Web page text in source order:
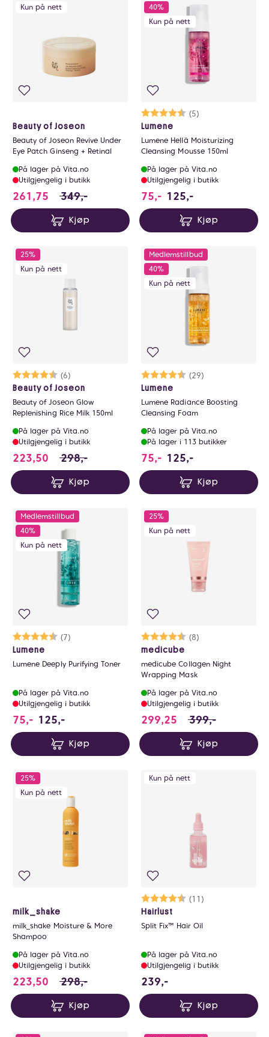
Kun på nett
Beauty of Joseon
Beauty of Joseon Revive Under
Eye Patch Ginseng + Retinal
På lager på Vita.no
Utilgjengelig i butikk
261,75 261.75 i stedet for 349 NOK, du sparer 87.25
349,-
Kjøp
40%
Kun på nett
Karakter:
(5)
4.6 av 5 mulige
Lumene
Lumene Hellä Moisturizing
Cleansing Mousse 150ml
På lager på Vita.no
Utilgjengelig i butikk
75,- 125,-
Kjøp
25%
Kun på nett
Karakter:
(6)
4.3 av 5 mulige
Beauty of Joseon
Beauty of Joseon Glow
Replenishing Rice Milk 150ml
På lager på Vita.no
Utilgjengelig i butikk
223,50 223.5 i stedet for 298 NOK, du sparer 74.5
298,-
Kjøp
Medlemstillbud
40%
Kun på nett
Karakter:
(29)
4.5 av 5 mulige
Lumene
Lumene Radiance Boosting
Cleansing Foam
På lager på Vita.no
På lager i 113 butikker
75,- 125,-
Kjøp
Medlemstillbud
40%
Kun på nett
Karakter:
(7)
4.4 av 5 mulige
Lumene
Lumene Deeply Purifying Toner
På lager på Vita.no
Utilgjengelig i butikk
75,- 125,-
Kjøp
25%
Kun på nett
Karakter:
(8)
4.5 av 5 mulige
medicube
medicube Collagen Night
Wrapping Mask
På lager på Vita.no
Utilgjengelig i butikk
299,25 299.25 i stedet
399,-
Kjøp
25%
Kun på nett
milk_shake
milk_shake Moisture & More
Shampoo
På lager på Vita.no
Utilgjengelig i butikk
223,50 223.5 i stedet for 298 NOK, du sparer 74.5
298,-
Kjøp
Kun på nett
Karakter:
(11)
4.2 av 5 mulige
Hairlust
Split Fix™ Hair Oil
På lager på Vita.no
Utilgjengelig i butikk
239,-
Kjøp